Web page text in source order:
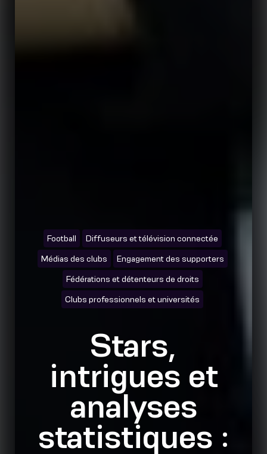
Football Diffuseurs et télévision connectée
Médias des clubs Engagement des supporters
Fédérations et détenteurs de droits
Clubs professionnels et universités
Stars,
intrigues et
analyses
statistiques :